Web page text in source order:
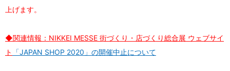
上げます。
◆関連情報：NIKKEI MESSE 街づくり・店づくり総合展 ウェブサイ
ト
「JAPAN SHOP 2020」の開催中止について